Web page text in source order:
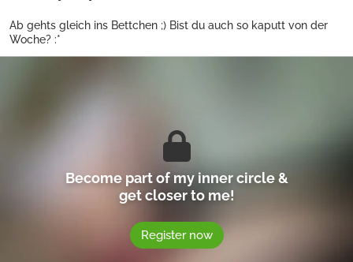
Ab gehts gleich ins Bettchen ;) Bist du auch so kaputt von der
Woche? :*
Become part of my inner circle &
get closer to me!
Register now